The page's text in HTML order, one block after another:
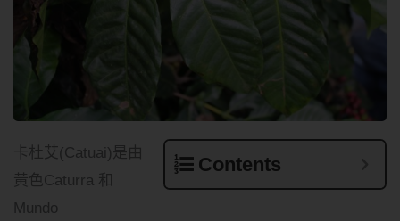
Contents
卡杜艾(Catuai)是由
黃色Caturra 和
Mundo